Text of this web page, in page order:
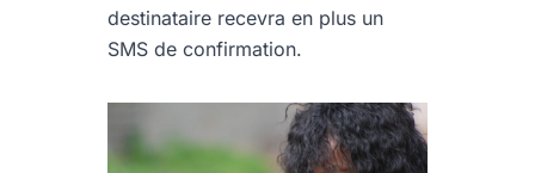
destinataire recevra en plus un
SMS de confirmation.